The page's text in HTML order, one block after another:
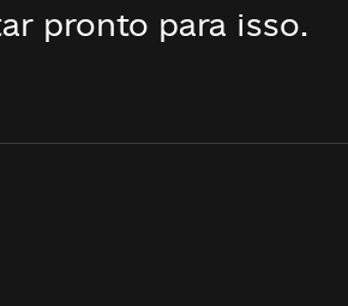
pronto para isso.